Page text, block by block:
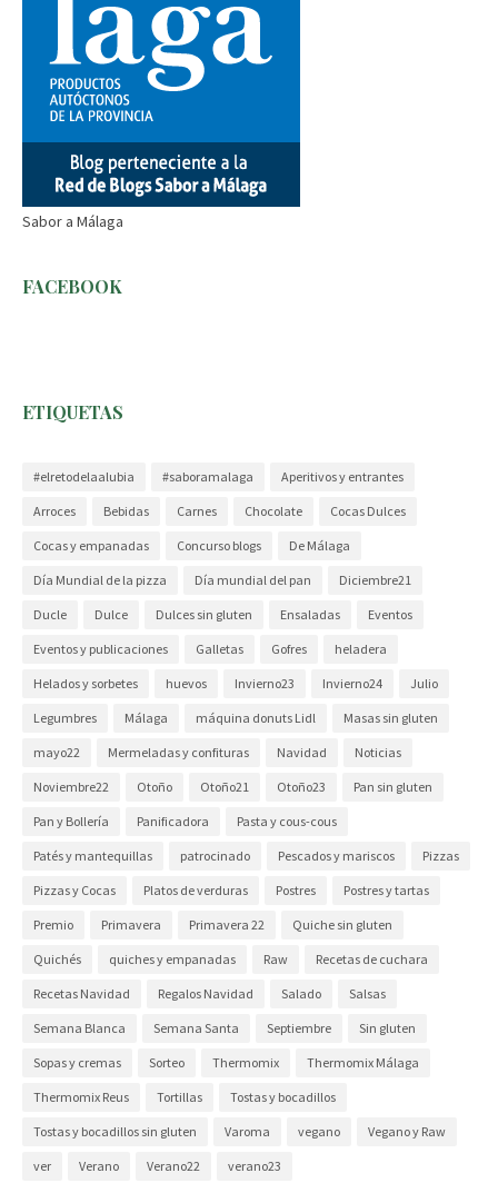
Sabor a Málaga
FACEBOOK
ETIQUETAS
#elretodelaalubia #saboramalaga Aperitivos y entrantes
Arroces Bebidas Carnes Chocolate Cocas Dulces
Cocas y empanadas Concurso blogs De Málaga
Día Mundial de la pizza Día mundial del pan Diciembre21
Ducle Dulce Dulces sin gluten Ensaladas Eventos
Eventos y publicaciones Galletas Gofres heladera
Helados y sorbetes huevos Invierno23 Invierno24 Julio
Legumbres Málaga máquina donuts Lidl Masas sin gluten
mayo22 Mermeladas y confituras Navidad Noticias
Noviembre22 Otoño Otoño21 Otoño23 Pan sin gluten
Pan y Bollería Panificadora Pasta y cous-cous
Patés y mantequillas patrocinado Pescados y mariscos Pizzas
Pizzas y Cocas Platos de verduras Postres Postres y tartas
Premio Primavera Primavera 22 Quiche sin gluten
Quichés quiches y empanadas Raw Recetas de cuchara
Recetas Navidad Regalos Navidad Salado Salsas
Semana Blanca Semana Santa Septiembre Sin gluten
Sopas y cremas Sorteo Thermomix Thermomix Málaga
Thermomix Reus Tortillas Tostas y bocadillos
Tostas y bocadillos sin gluten Varoma vegano Vegano y Raw
ver Verano Verano22 verano23